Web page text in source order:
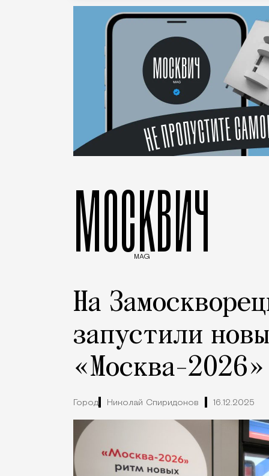
МОСКВИЧ
MAG
На
запустили
«Москва-
Город Николай Спиридонов 16.12.2025